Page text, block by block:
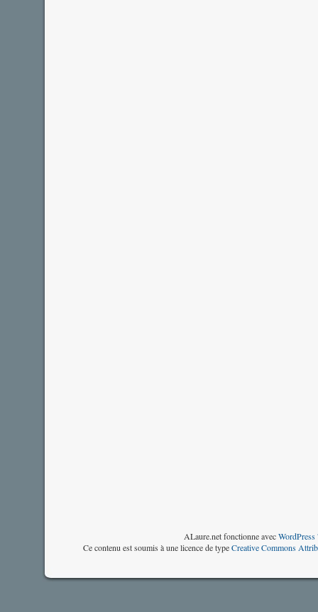
ALaure.net fonctionne avecWordPress
Ce contenu est soumis à une licence de typeCreative Commons